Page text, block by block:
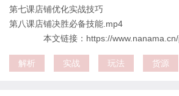
第七课店铺优化实战技巧
第八课店铺决胜必备技能.mp4
本文链接：https://
解析 实战 玩法 货源